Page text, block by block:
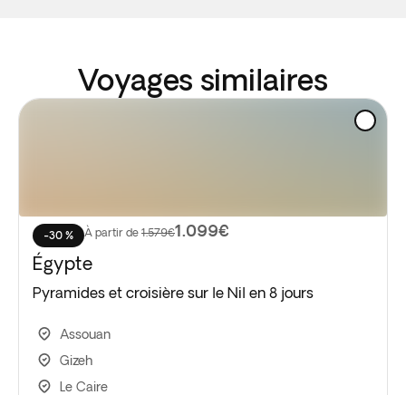
Voyages similaires
-30 % À partir de 1.579€1.099€
Égypte
Pyramides et croisière sur le Nil en 8 jours
Assouan
Gizeh
Le Caire